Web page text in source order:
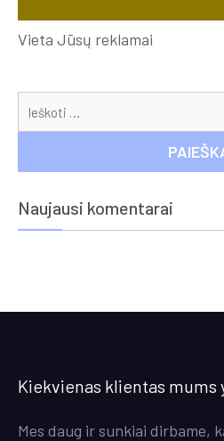
Vieta Jūsų reklamai
Naujausi komentarai
Kiekvienas klientas mums
Mes daug ir sunkiai dirbame,